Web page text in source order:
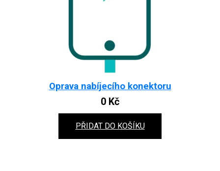
Oprava nabíjecího konektoru
0 Kč
PŘIDAT DO KOŠÍKU